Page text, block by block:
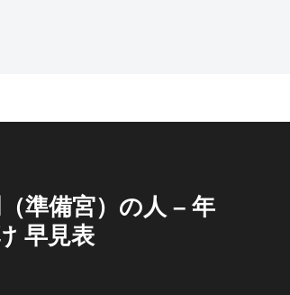
準備宮）の人 – 年
早見表